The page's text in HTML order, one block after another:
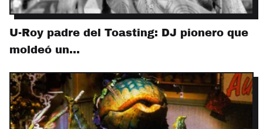
U-Roy padre del Toasting: DJ pionero que
moldeó un…